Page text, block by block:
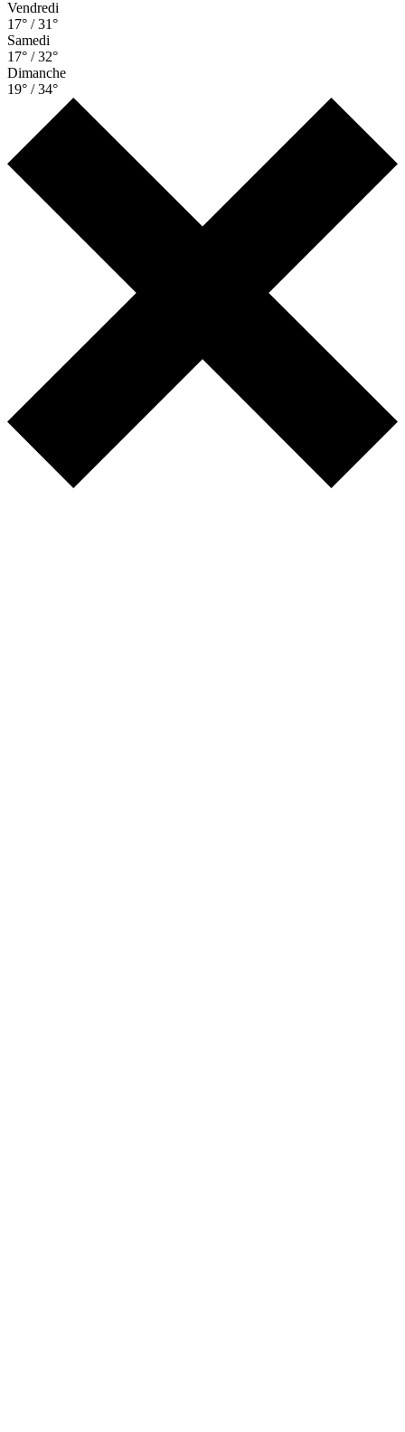
Vendredi
17° / 31°
Samedi
17° / 32°
Dimanche
19° / 34°